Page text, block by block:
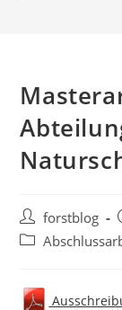
Beitrags-
Autor:
forstblog
Beitrags-